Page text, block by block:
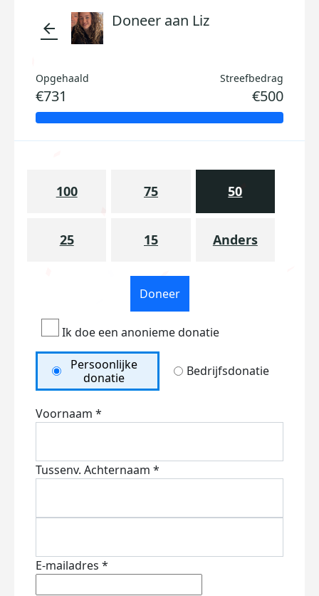
arrow_back Doneer aan Liz
Opgehaald
€731
Streefbedrag
€500
100 75 50
25 15 Anders
Doneer
Ik doe een anonieme donatie
Persoonlijke
donatie
Bedrijfsdonatie
Voornaam *
Tussenv. Achternaam *
E-mailadres *